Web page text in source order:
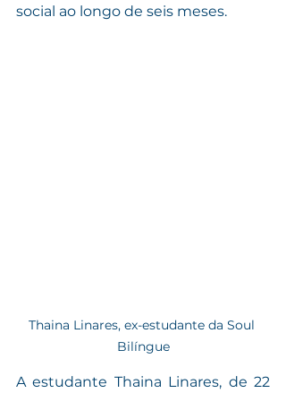
social ao longo de seis meses.
Thaina Linares, ex-estudante da Soul
Bilíngue
A estudante Thaina Linares, de 22